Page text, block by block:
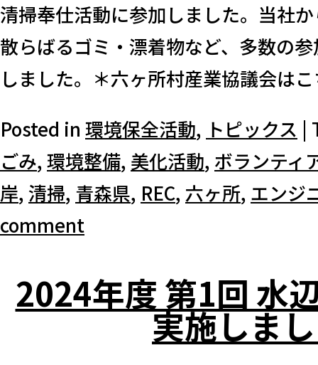
清掃奉仕活動に参加しました。当社
散らばるゴミ・漂着物など、多数の
しました。＊六ヶ所村産業協議会は
Posted in 環境保全活動, トピックス |
ごみ, 環境整備, 美化活動, ボランティ
岸, 清掃, 青森県, REC, 六ヶ所, エンジ
comment
2024年度 第1回 水
実施しま